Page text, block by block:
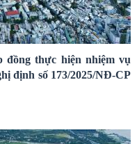
đồng thực hiện nhiệm vụ
định số 173/2025/NĐ-CP